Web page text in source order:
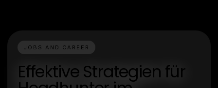
JOBS AND CAREER
Effektive Strategien für